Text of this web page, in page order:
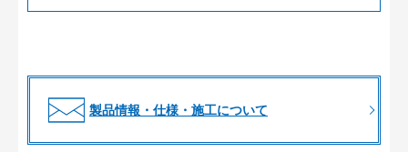
製品情報・仕様・施工について